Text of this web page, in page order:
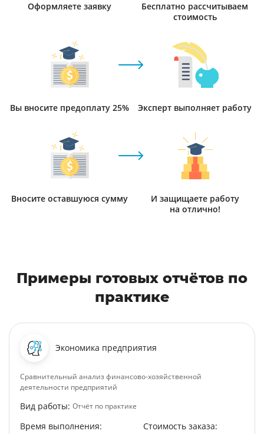
Оформляете заявку
Бесплатно рассчитываем
стоимость
Вы вносите предоплату 25% Эксперт выполняет работу
Вносите оставшуюся сумму
И защищаете работу
на отлично!
Примеры готовых отчётов по
практике
Экономика предприятия
Сравнительный анализ финансово-хозяйственной
деятельности предприятий
Вид работы: Отчёт по практике
Время выполнения: Стоимость заказа: